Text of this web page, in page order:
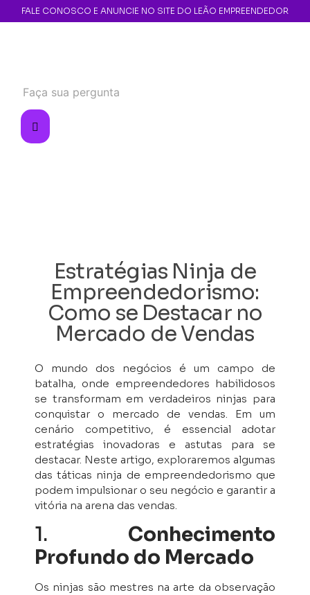
FALE CONOSCO E ANUNCIE NO SITE DO LEÃO EMPREENDEDOR
Estratégias Ninja de
Empreendedorismo:
Como se Destacar no
Mercado de Vendas
O mundo dos negócios é um campo de
batalha, onde empreendedores habilidosos
se transformam em verdadeiros ninjas para
conquistar o mercado de vendas. Em um
cenário competitivo, é essencial adotar
estratégias inovadoras e astutas para se
destacar. Neste artigo, exploraremos algumas
das táticas ninja de empreendedorismo que
podem impulsionar o seu negócio e garantir a
vitória na arena das vendas.
1. Conhecimento
Profundo do Mercado
Os ninjas são mestres na arte da observação